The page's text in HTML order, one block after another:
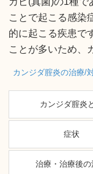
ことで起こる感染
的に起こる疾患で
ことが多いため、
カンジダ腟炎の治療/
カンジダ腟炎
症状
治療・治療後の